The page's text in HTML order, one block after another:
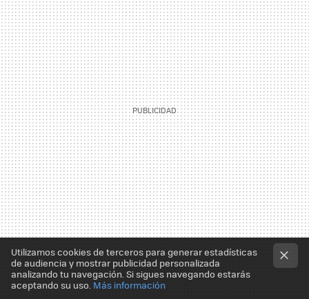
Utilizamos cookies de terceros para generar estadísticas
de audiencia y mostrar publicidad personalizada
analizando tu navegación. Si sigues navegando estarás
aceptando su uso. Más información